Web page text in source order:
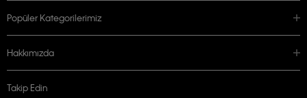
Popüler Kategorilerimiz
Hakkımızda
Takip Edin